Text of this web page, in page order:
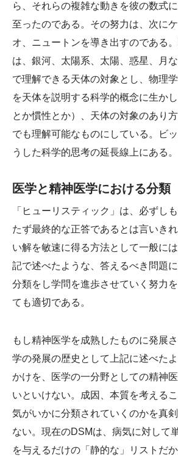
ら、それらの複雑な動きを彼の数式
至ったのである。その努力は、次に
オ、ニュートンを導き出すのである
は、銀河、太陽系、太陽、惑星、月
で理解できる天体の対象とし、物理
を天体を説明する科学的概念に生か
とか慣性とか）、天体の対象のあり
でも理解可能なものにしている。ビ
うした科学的思考の延長線上にある。
医学と精神医学における分類
「ヒューリスティック」は、必ずし
たず最終的な正答であるとは言いき
い解を敏速に得る方法として一般に
記で述べたような、答えるべき問題に
分類をし学問を進歩させていく努力
ても適切である。
もし精神医学を成熟したものに発展
学の発展の歴史として上記に述べた
かけを、医学の一分野としての精神
いといけない。成因、本質を考える
気がいかに分類されていくのかを真
ない。現在のDSMは、病気に対して
を与えるだけの「静的な」リストだ